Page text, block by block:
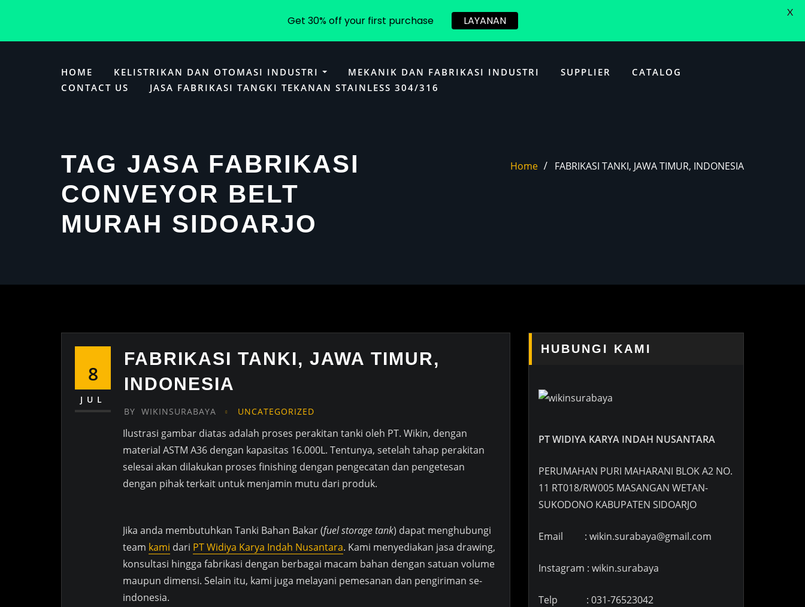
HOME KELISTRIKAN DAN OTOMASI INDUSTRI MEKANIK DAN FABRIKASI INDUSTRI SUPPLIER
CATALOG
CONTACT US
JASA FABRIKASI TANGKI TEKANAN STAINLESS 304/316
TAG JASA FABRIKASI
CONVEYOR BELT
MURAH SIDOARJO
Home FABRIKASI TANKI, JAWA TIMUR, INDONESIA
8
JUL
FABRIKASI TANKI, JAWA TIMUR,
INDONESIA
BY WIKINSURABAYA UNCATEGORIZED
Ilustrasi gambar diatas adalah proses perakitan tanki oleh PT. Wikin, dengan
material ASTM A36 dengan kapasitas 16.000L. Tentunya, setelah tahap perakitan
selesai akan dilakukan proses finishing dengan pengecatan dan pengetesan
dengan pihak terkait untuk menjamin mutu dari produk.
Jika anda membutuhkan Tanki Bahan Bakar (fuel storage tank) dapat menghubungi
team kami dari PT Widiya Karya Indah Nusantara. Kami menyediakan jasa drawing,
konsultasi hingga fabrikasi dengan berbagai macam bahan dengan satuan volume
maupun dimensi. Selain itu, kami juga melayani pemesanan dan pengiriman se-
indonesia.
HUBUNGI KAMI
PT WIDIYA KARYA INDAH NUSANTARA
PERUMAHAN PURI MAHARANI BLOK A2 NO.
11 RT018/RW005 MASANGAN WETAN-
SUKODONO KABUPATEN SIDOARJO
Email : wikin.surabaya@gmail.com
Instagram : wikin.surabaya
Telp : 031-76523042
Get 30% off your first purchase LAYANAN
X